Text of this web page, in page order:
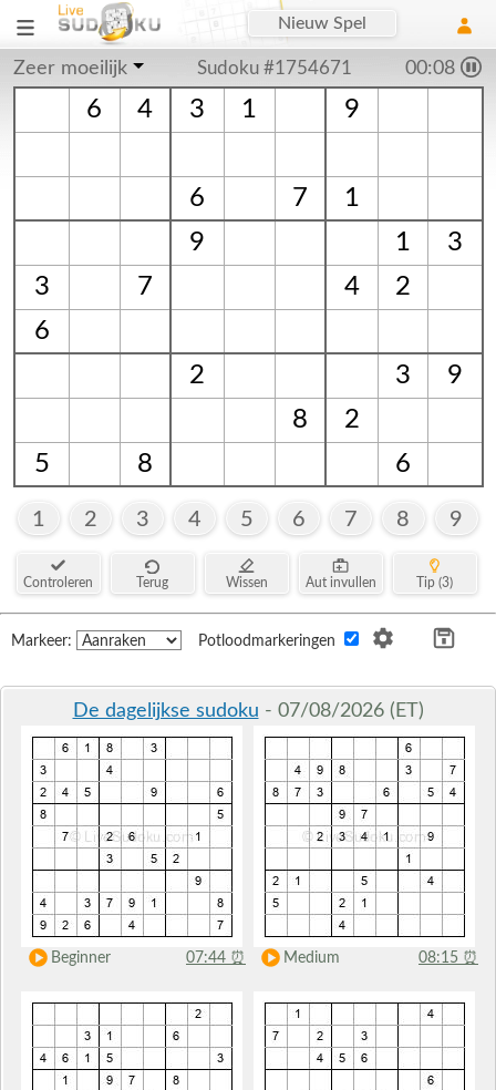
Nieuw Spel
Zeer moeilijk Sudoku #1754671 00:08
6 4 3 1 9
6 7
1
9
1
3
3
7 4
2
6
2
3
9
8
2
5
8 6
1 2 3 4 5 6 7 8 9
Controleren Terug Wissen Aut invullen Tip (3)
Markeer: Potloodmarkeringen
De dagelijkse sudoku - 07/08/2026 (ET)
Beginner 07:44 ⏰ Medium 08:15 ⏰